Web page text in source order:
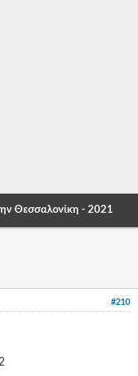
Θεσσαλονίκη - 2021
#210